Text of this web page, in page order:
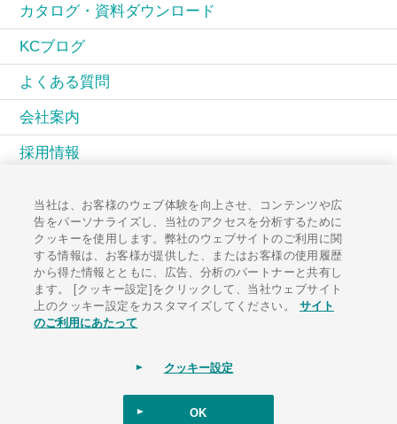
カタログ・資料ダウンロード
KCブログ
よくある質問
会社案内
採用情報
広報誌PAL
お知らせ一覧
お問い合わせ
サイトマップ
当社は、お客様のウェブ体験を向上させ、コンテンツや広
告をパーソナライズし、当社のアクセスを分析するために
クッキーを使用します。弊社のウェブサイトのご利用に関
する情報は、お客様が提供した、またはお客様の使用履歴
から得た情報とともに、広告、分析のパートナーと共有し
ます。 [クッキー設定]をクリックして、当社ウェブサイト
上のクッキー設定をカスタマイズしてください。
サイト
のご利用にあたって
クッキー設定
OK